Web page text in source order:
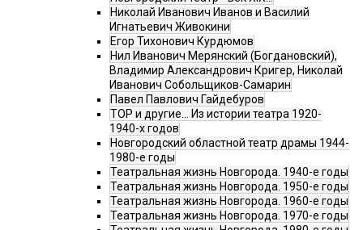
Николай Иванович Иванов и Василий
Игнатьевич Живокини
Егор Тихонович Курдюмов
Нил Иванович Мерянский (Богдановский),
Владимир Александрович Кригер, Николай
Иванович Собольщиков-Самарин
Павел Павлович Гайдебуров
ТОР и другие… Из истории театра 1920-
1940-х годов
Новгородский областной театр драмы 1944-
1980-е годы
Театральная жизнь Новгорода. 1940-е годы
Театральная жизнь Новгорода. 1950-е годы
Театральная жизнь Новгорода. 1960-е годы
Театральная жизнь Новгорода. 1970-е годы